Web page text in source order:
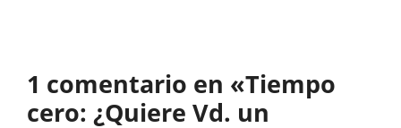
1 comentario en «Tiempo
cero: ¿Quiere Vd. un